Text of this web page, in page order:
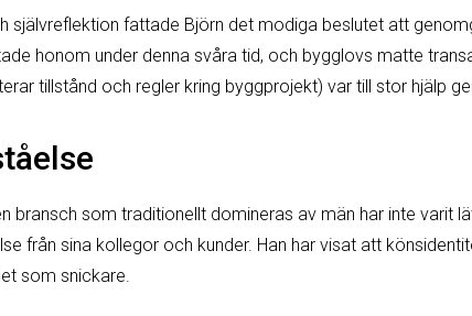
självreflektion fattade Björn det modiga beslutet att
honom under denna svåra tid, och bygglovs matte
tillstånd och regler kring byggprojekt) var till stor hjälp
bransch som traditionellt domineras av män har inte varit
från sina kollegor och kunder. Han har visat att
som snickare.